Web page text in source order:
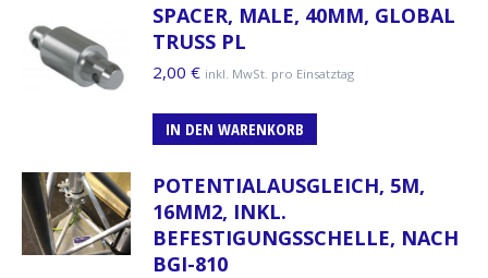
SPACER, MALE, 40MM, GLOBAL
TRUSS PL
2,00 € inkl. MwSt. pro Einsatztag
IN DEN WARENKORB
POTENTIALAUSGLEICH, 5M,
16MM2, INKL.
BEFESTIGUNGSSCHELLE, NACH
BGI-810